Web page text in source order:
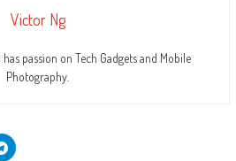
Victor Ng
passion on Tech Gadgets and Mobile
Photography.